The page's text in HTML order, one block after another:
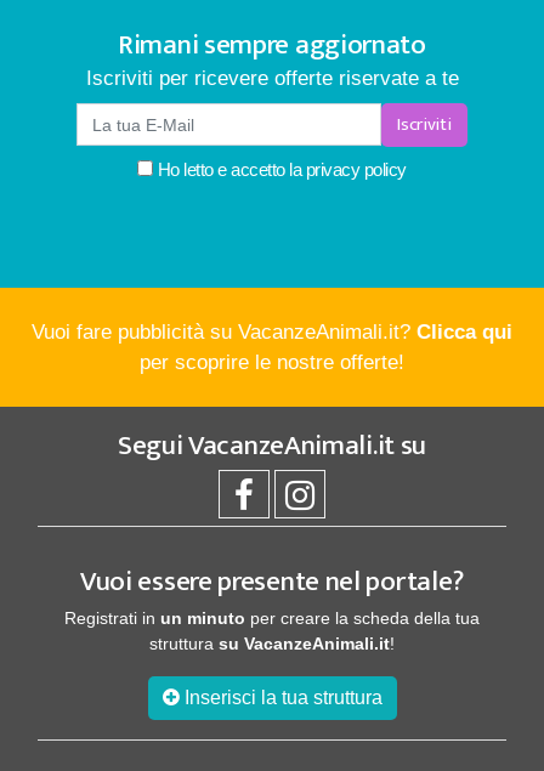
Rimani sempre aggiornato
Iscriviti per ricevere offerte riservate a te
Iscriviti
Ho letto e accetto la privacy policy
Vuoi fare pubblicità su VacanzeAnimali.it? Clicca qui
per scoprire le nostre offerte!
SeguiVacanzeAnimali.itsu
Vuoi essere presente nel portale?
Registrati in un minuto per creare la scheda della tua
struttura su VacanzeAnimali.it!
Inserisci la tua struttura